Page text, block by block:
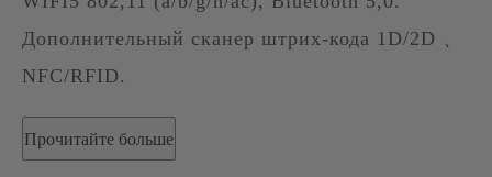
Дополнительный сканер штрих-кода 1D/2D 、
NFC/RFID.
Прочитайте больше